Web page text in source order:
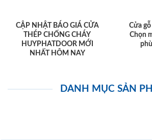
CẬP NHẬT BÁO GIÁ CỬA
THÉP CHỐNG CHÁY
HUYPHATDOOR MỚI
NHẤT HÔM NAY
Cửa
Chọn
DANH MỤC SẢN